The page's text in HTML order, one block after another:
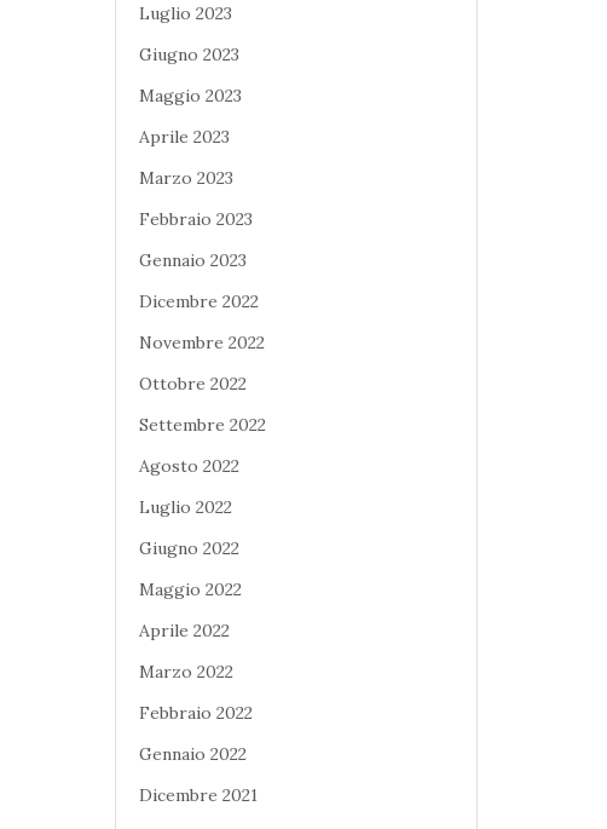
Luglio 2023
Giugno 2023
Maggio 2023
Aprile 2023
Marzo 2023
Febbraio 2023
Gennaio 2023
Dicembre 2022
Novembre 2022
Ottobre 2022
Settembre 2022
Agosto 2022
Luglio 2022
Giugno 2022
Maggio 2022
Aprile 2022
Marzo 2022
Febbraio 2022
Gennaio 2022
Dicembre 2021